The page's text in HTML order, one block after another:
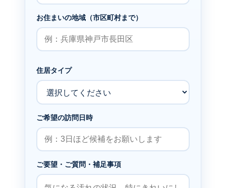
お住まいの地域（市区町村まで）
住居タイプ
ご希望の訪問日時
ご要望・ご質問・補足事項